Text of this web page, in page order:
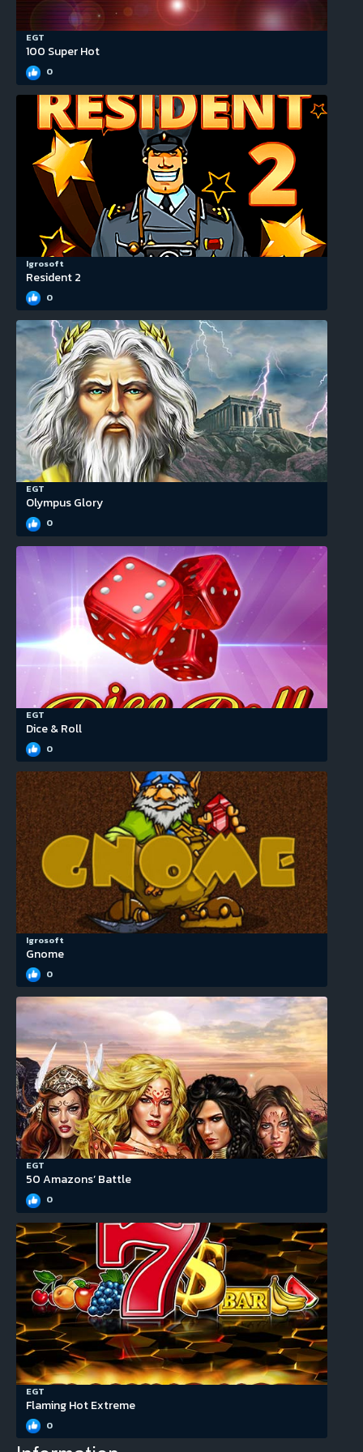
EGT
100 Super Hot
0
Igrosoft
Resident 2
0
EGT
Olympus Glory
0
EGT
Dice & Roll
0
Igrosoft
Gnome
0
EGT
50 Amazons’ Battle
0
EGT
Flaming Hot Extreme
0